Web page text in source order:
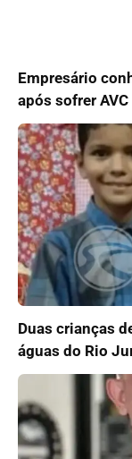
Empresário
após sofrer
Duas crianças
águas do Rio